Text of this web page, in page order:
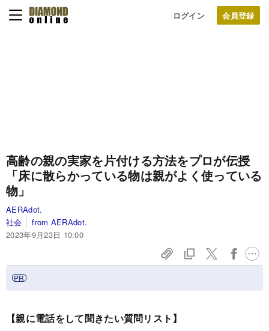
ログイン
高齢の親の実家を片付ける方法をプロが伝授
「床に散らかっている物は親がよく使っている
物」
AERAdot.
社会
from AERAdot.
2023年9月23日 10:00
【親に電話をして聞きたい質問リスト】